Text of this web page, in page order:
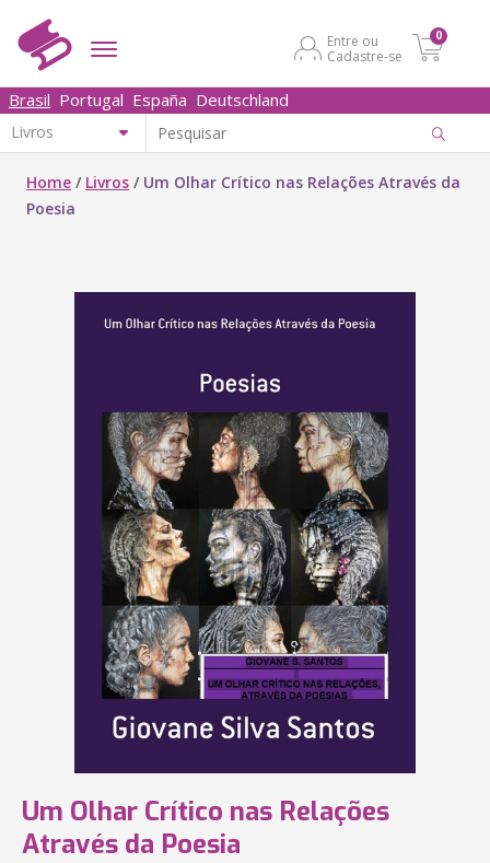
Entre ou
Cadastre-se
0
Brasil Portugal España Deutschland
Home / Livros / Um Olhar Crítico nas Relações Através da
Poesia
Um Olhar Crítico nas Relações
Através da Poesia